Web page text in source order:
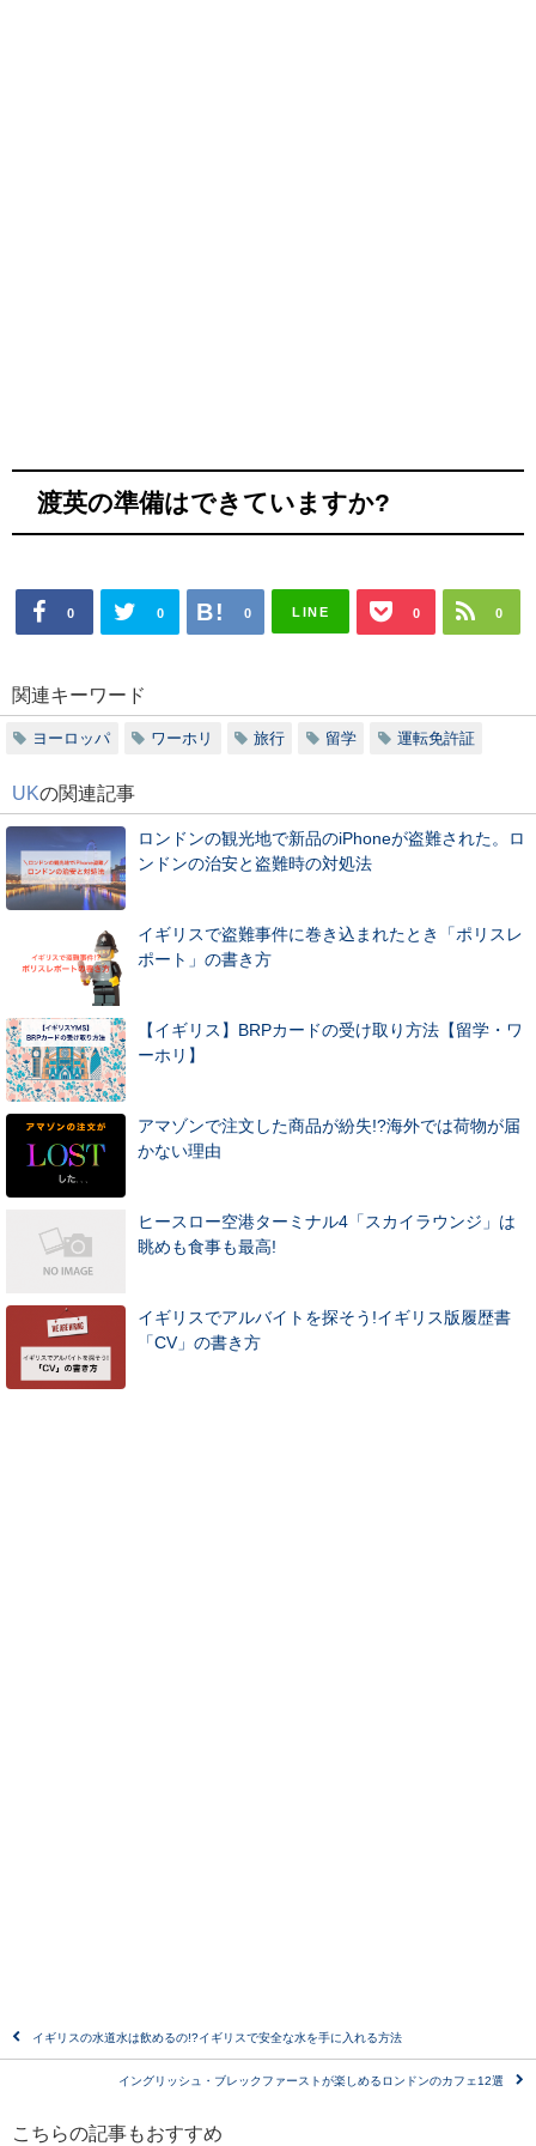
渡英の準備はできていますか?
0 0 0 LINE 0 0
関連キーワード
ヨーロッパ ワーホリ 旅行 留学 運転免許証
UKの関連記事
ロンドンの観光地で新品のiPhoneが盗難された。ロ
ンドンの治安と盗難時の対処法
イギリスで盗難事件に巻き込まれたとき「ポリスレ
ポート」の書き方
【イギリス】BRPカードの受け取り方法【留学・ワ
ーホリ】
アマゾンで注文した商品が紛失!?海外では荷物が届
かない理由
ヒースロー空港ターミナル4「スカイラウンジ」は
眺めも食事も最高!
イギリスでアルバイトを探そう!イギリス版履歴書
「CV」の書き方
イギリスの水道水は飲めるの!?イギリスで安全な水を手に入れる方法
イングリッシュ・ブレックファーストが楽しめるロンドンのカフェ12選
こちらの記事もおすすめ